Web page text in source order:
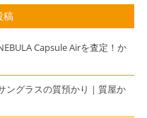
軒
急田
町駅
取さ
し
稿
Capsule Airを査定！か
ングラスの質預かり｜質屋か